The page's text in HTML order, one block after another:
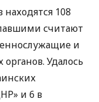
108
считают
и
Удалось
и 6 в